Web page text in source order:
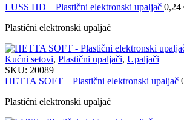
LUSS HD – Plastični elektronski upaljač 0,24
Plastični elektronski upaljač
Kućni setovi, Plastični upaljači, Upaljači
SKU: 20089
HETTA SOFT – Plastični elektronski upaljač
Plastični elektronski upaljač